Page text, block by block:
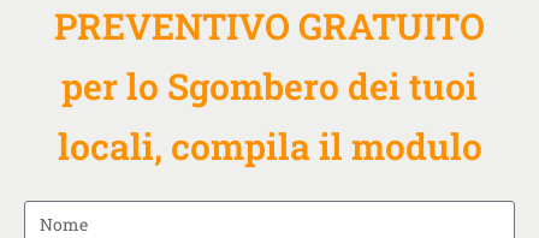
PREVENTIVO GRATUITO
per lo Sgombero dei tuoi
locali, compila il modulo